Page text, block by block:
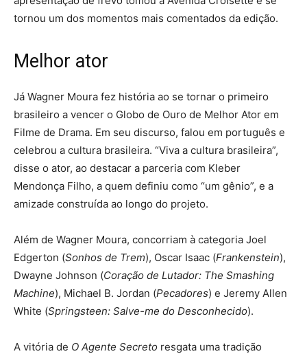
tornou um dos momentos mais comentados da edição.
Melhor ator
Já Wagner Moura fez história ao se tornar o primeiro
brasileiro a vencer o Globo de Ouro de Melhor Ator em
Filme de Drama. Em seu discurso, falou em português e
celebrou a cultura brasileira. “Viva a cultura brasileira”,
disse o ator, ao destacar a parceria com Kleber
Mendonça Filho, a quem definiu como “um gênio”, e a
amizade construída ao longo do projeto.
Além de Wagner Moura, concorriam à categoria Joel
Edgerton (Sonhos de Trem), Oscar Isaac (Frankenstein),
Dwayne Johnson (Coração de Lutador: The Smashing
Machine), Michael B. Jordan (Pecadores) e Jeremy Allen
White (Springsteen: Salve-me do Desconhecido).
A vitória de O Agente Secreto resgata uma tradição